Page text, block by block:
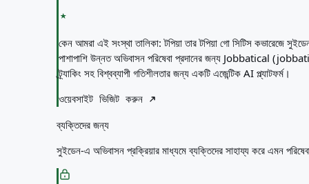
কেন আমরা এই সংস্থা তালিকা:টপিয়া তার টপিয়া গো সিটিস কভারেজে
পাশাপাশি উন্নত অভিবাসন পরিষেবা প্রদানের জন্য Jobbatical
ট্র্যাকিং সহ বিশ্বব্যাপী গতিশীলতার জন্য একটি এজেন্টিক AI প্ল্যাটফর্ম।
ওয়েবসাইট ভিজিট করুন
ব্যক্তিদের জন্য
সুইডেন-এ অভিবাসন প্রক্রিয়ার মাধ্যমে ব্যক্তিদের সাহায্য করে এমন